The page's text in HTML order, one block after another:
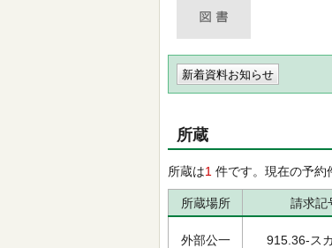
新着資料お知らせ
所蔵
所蔵は1 件です。現在の予約
所蔵場所 請求記
外部公一 915.36-ス